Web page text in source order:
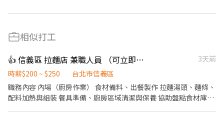
相似打工
👍 信義區 拉麵店 兼職人員 （可立即上工）
3天前
時薪$200 ~ $250
台北市信義區
職務內容 內場（廚房作業） 食材備料、出餐製作 拉麵湯頭、麵條、
配料加熱與組裝 餐具準備、廚房區域清潔與保養 協助盤點食材庫存